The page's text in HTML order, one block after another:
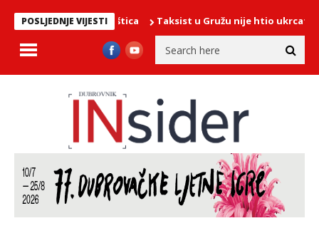
POSLJEDNJE VIJESTI
na vrhu brda Malaštica Taksist u Gružu nije htio ukrcati